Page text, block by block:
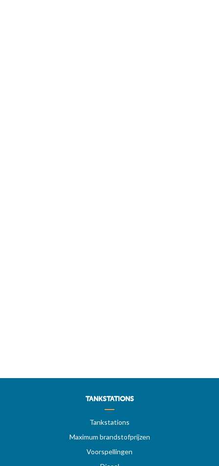
TANKSTATIONS
Tankstations
Maximum brandstofprijzen
Voorspellingen